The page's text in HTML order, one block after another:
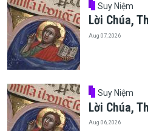
Suy Niệm
Lời Chúa,
Aug 07, 2026
Suy Niệm
Lời Chúa,
Aug 06, 2026